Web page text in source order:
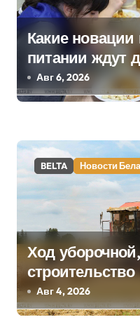
я
мКакие
питании ждут
рассказали в
Авг 6, 2026
BELTA Новости
Ход
Лукашенко
Авг 4, 2026